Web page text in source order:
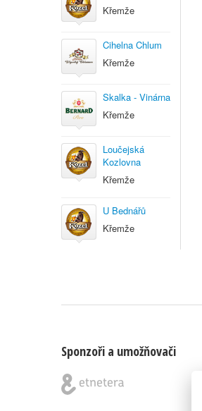
Křemže
Cihelna Chlum
Křemže
Skalka - Vinárna
Křemže
Loučejská
Kozlovna
Křemže
U Bednářů
Křemže
Sponzoři a umožňovači